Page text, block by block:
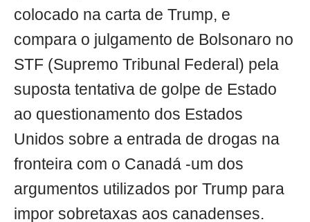
colocado na carta de Trump, e
compara o julgamento de Bolsonaro no
STF (Supremo Tribunal Federal) pela
suposta tentativa de golpe de Estado
ao questionamento dos Estados
Unidos sobre a entrada de drogas na
fronteira com o Canadá -um dos
argumentos utilizados por Trump para
impor sobretaxas aos canadenses.